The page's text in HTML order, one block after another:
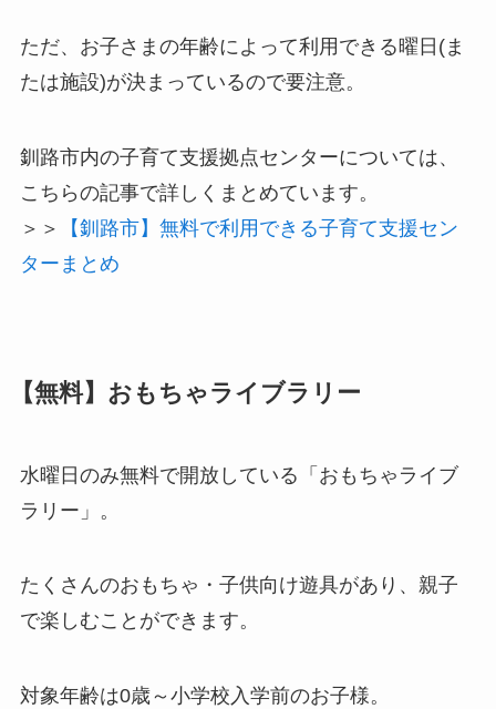
ただ、 お子さまの年齢によって利用できる曜日(ま
たは施設)が決まっているので要注意。
釧路市内の子育て支援拠点センターについては、
こちらの記事で詳しくまとめています。
＞＞
【釧路市】無料で利用できる子育て支援セン
ターまとめ
【無料】おもちゃライブラリー
水曜日のみ無料で開放している「おもちゃライブ
ラリー」 。
たくさんのおもちゃ・子供向け遊具があり、親子
で楽しむことができます。
対象年齢は0歳～小学校入学前のお子様。